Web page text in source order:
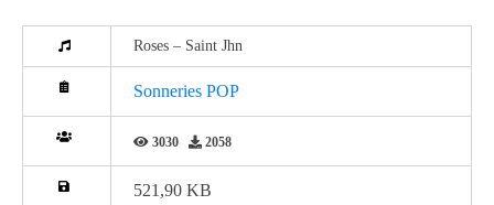
Roses – Saint Jhn
Sonneries POP
3030 2058
521,90 KB